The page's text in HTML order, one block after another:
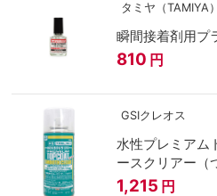
タミヤ（TAMIYA）
瞬間接着剤用プ
810 円
GSIクレオス
水性プレミアム
ースクリアー（
1,215 円